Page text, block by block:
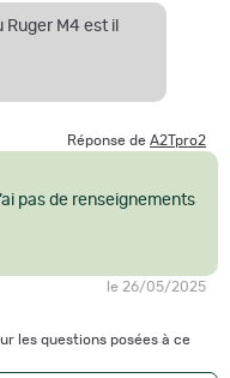
M4 est il
Réponse de A2Tpro2
pas de renseignements
le 26/05/2025
les questions posées à ce